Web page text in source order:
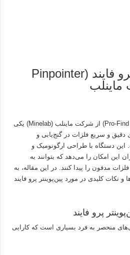
مقاله: پین‌پوینتر پرو فایند (Pinpointer
پین‌پوینتر پرو فایند (Pro-Find Pinpointer) از شرکت ماینلب (Minelab) یکی
دقیق و سریع فلزات در گنج‌یابی و
دستگاه با طراحی ارگونومیک و
این امکان را می‌دهد که بتوانند به
مدفون را پیدا کنند. در این مقاله، به
و نکات کلیدی در مورد پین‌پوینتر پرو فایند
منحصر به فرد بسیاری است که کارایی